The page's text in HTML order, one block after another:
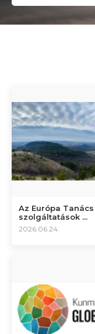
Az Európa
szolgáltatások ...
2026.06.24.